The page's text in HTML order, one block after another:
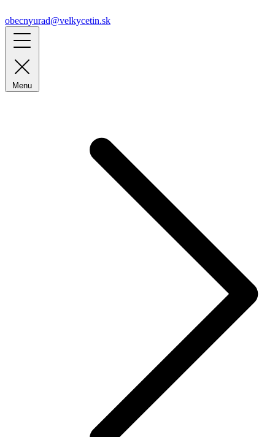
obecnyurad@velkycetin.sk
Menu